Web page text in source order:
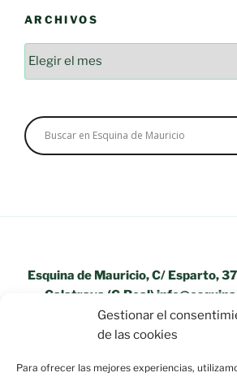
Gestionar el
de las cookies
Para ofrecer las mejores experiencias,
ARCHIVOS
Archivos
Esquina de Mauricio, C/ Esparto,
Calatrava (C.Real)
«Aviso Legal»